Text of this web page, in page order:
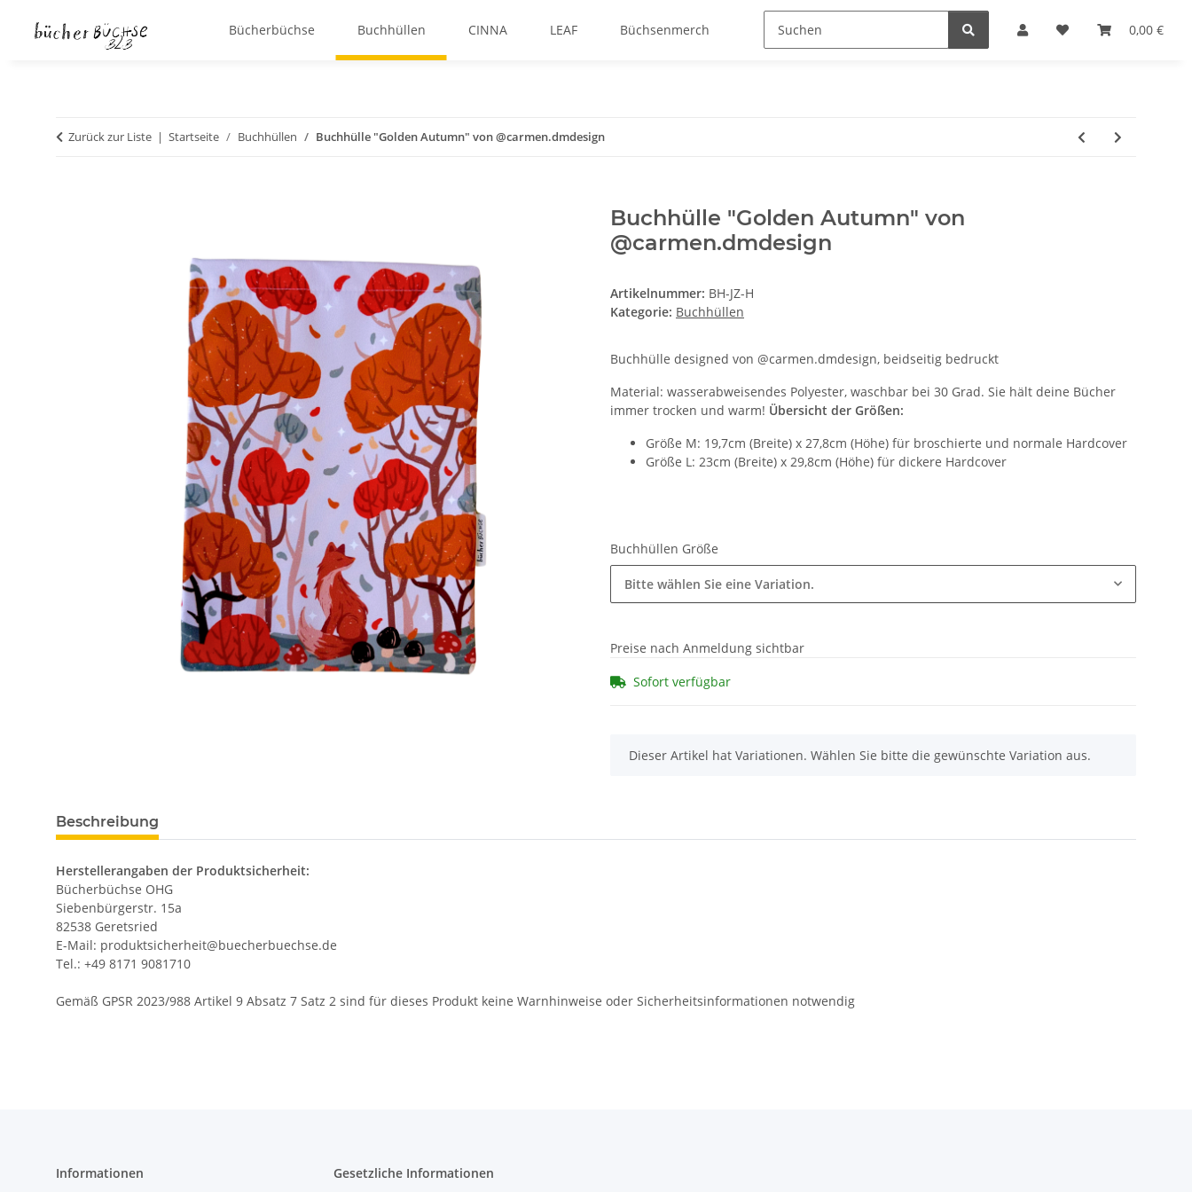
0,00 €
Bücherbüchse Buchhüllen CINNA LEAF Büchsenmerch
Zurück zur Liste Startseite Buchhüllen Buchhülle "Golden Autumn" von @carmen.dmdesign
Buchhülle "Golden Autumn" von
@carmen.dmdesign
Artikelnummer: BH-JZ-H
Kategorie: Buchhüllen
Buchhülle designed von @carmen.dmdesign, beidseitig bedruckt
Material: wasserabweisendes Polyester, waschbar bei 30 Grad. Sie hält deine Bücher
immer trocken und warm! Übersicht der Größen:
Größe M: 19,7cm (Breite) x 27,8cm (Höhe) für broschierte und normale Hardcover
Größe L: 23cm (Breite) x 29,8cm (Höhe) für dickere Hardcover
Buchhüllen Größe
Bitte wählen Sie eine Variation.
Preise nach Anmeldung sichtbar
Sofort verfügbar
x
Dieser Artikel hat Variationen. Wählen Sie bitte die gewünschte Variation aus.
Beschreibung
Herstellerangaben der Produktsicherheit:
Bücherbüchse OHG
Siebenbürgerstr. 15a
82538 Geretsried
E-Mail: produktsicherheit@buecherbuechse.de
Tel.: +49 8171 9081710
Gemäß GPSR 2023/988 Artikel 9 Absatz 7 Satz 2 sind für dieses Produkt keine Warnhinweise oder Sicherheitsinformationen notwendig
Informationen Gesetzliche Informationen